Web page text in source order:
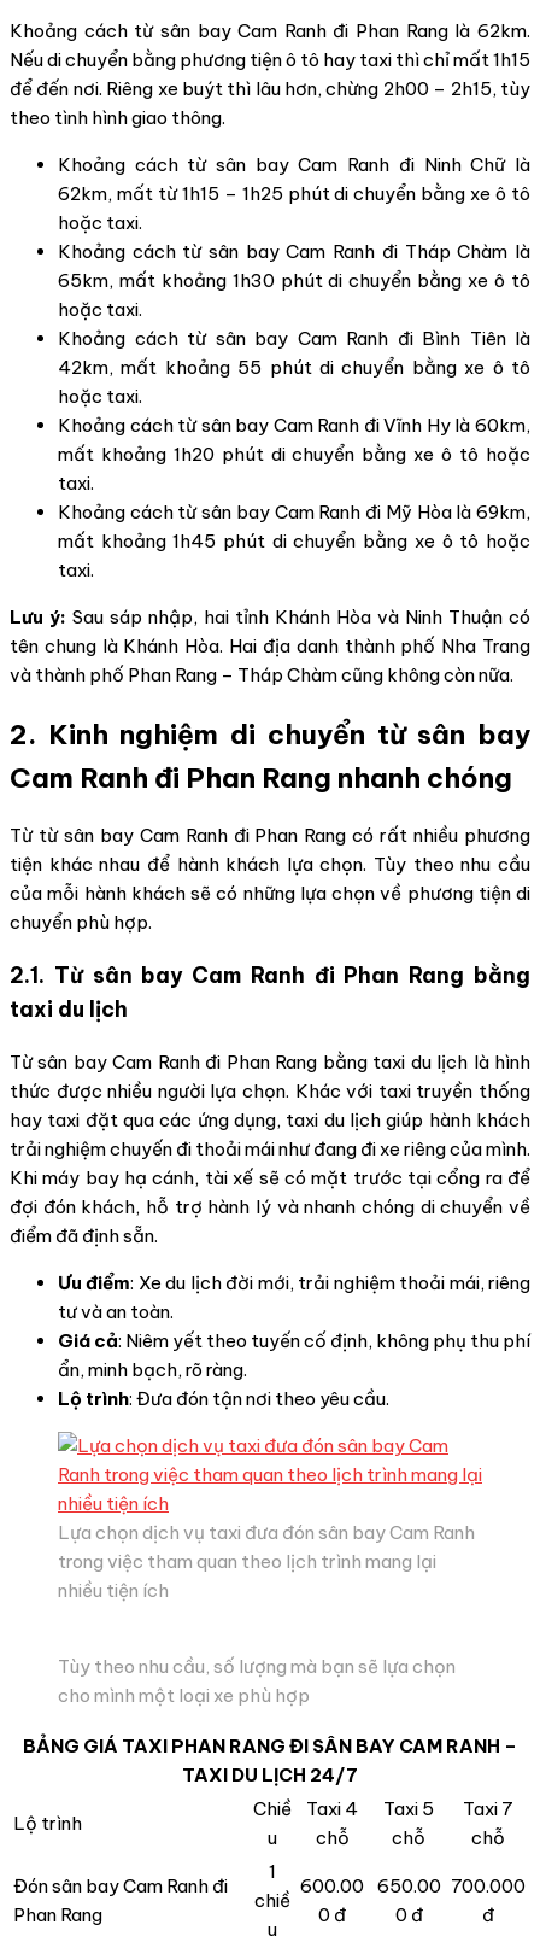
Khoảng cách từ sân bay Cam Ranh đi Phan Rang là 62km.
Nếu di chuyển bằng phương tiện ô tô hay taxi thì chỉ mất 1h15
để đến nơi. Riêng xe buýt thì lâu hơn, chừng 2h00 – 2h15, tùy
theo tình hình giao thông.
Khoảng cách từ sân bay Cam Ranh đi Ninh Chữ là
62km, mất từ 1h15 – 1h25 phút di chuyển bằng xe ô tô
hoặc taxi.
Khoảng cách từ sân bay Cam Ranh đi Tháp Chàm là
65km, mất khoảng 1h30 phút di chuyển bằng xe ô tô
hoặc taxi.
Khoảng cách từ sân bay Cam Ranh đi Bình Tiên là
42km, mất khoảng 55 phút di chuyển bằng xe ô tô
hoặc taxi.
Khoảng cách từ sân bay Cam Ranh đi Vĩnh Hy là 60km,
mất khoảng 1h20 phút di chuyển bằng xe ô tô hoặc
taxi.
Khoảng cách từ sân bay Cam Ranh đi Mỹ Hòa là 69km,
mất khoảng 1h45 phút di chuyển bằng xe ô tô hoặc
taxi.
Lưu ý: Sau sáp nhập, hai tỉnh Khánh Hòa và Ninh Thuận có
tên chung là Khánh Hòa. Hai địa danh thành phố Nha Trang
và thành phố Phan Rang – Tháp Chàm cũng không còn nữa.
2. Kinh nghiệm di chuyển từ sân bay
Cam Ranh đi Phan Rang nhanh chóng
Từ từ sân bay Cam Ranh đi Phan Rang có rất nhiều phương
tiện khác nhau để hành khách lựa chọn. Tùy theo nhu cầu
của mỗi hành khách sẽ có những lựa chọn về phương tiện di
chuyển phù hợp.
2.1. Từ sân bay Cam Ranh đi Phan Rang bằng
taxi du lịch
Từ sân bay Cam Ranh đi Phan Rang bằng taxi du lịch là hình
thức được nhiều người lựa chọn. Khác với taxi truyền thống
hay taxi đặt qua các ứng dụng, taxi du lịch giúp hành khách
trải nghiệm chuyến đi thoải mái như đang đi xe riêng của mình.
Khi máy bay hạ cánh, tài xế sẽ có mặt trước tại cổng ra để
đợi đón khách, hỗ trợ hành lý và nhanh chóng di chuyển về
điểm đã định sẵn.
Ưu điểm: Xe du lịch đời mới, trải nghiệm thoải mái, riêng
tư và an toàn.
Giá cả: Niêm yết theo tuyến cố định, không phụ thu phí
ẩn, minh bạch, rõ ràng.
Lộ trình: Đưa đón tận nơi theo yêu cầu.
Lựa chọn dịch vụ taxi đưa đón sân bay Cam Ranh
trong việc tham quan theo lịch trình mang lại
nhiều tiện ích
Tùy theo nhu cầu, số lượng mà bạn sẽ lựa chọn
cho mình một loại xe phù hợp
BẢNG GIÁ TAXI PHAN RANG ĐI SÂN BAY CAM RANH –
TAXI DU LỊCH 24/7
Lộ trình
Chiề
u
Taxi 4
chỗ
Taxi 5
chỗ
Taxi 7
chỗ
Đón sân bay Cam Ranh đi
Phan Rang
1
chiề
u
600.00
0 đ
650.00
0 đ
700.000
đ